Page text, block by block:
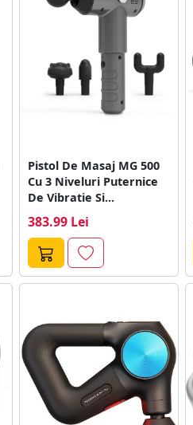
Pistol De Masaj MG 500
Cu 3 Niveluri Puternice
De Vibratie Si...
383.99 Lei